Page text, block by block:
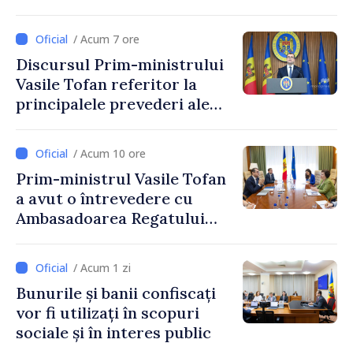
stimularea investițiilor și o
taxare mai echitabilă
/ Acum 7 ore
Discursul Prim-ministrului
Vasile Tofan referitor la
principalele prevederi ale
2027
/ Acum 10 ore
Prim-ministrul Vasile Tofan
a avut o întrevedere cu
Ambasadoarea Regatului
Irlandei de Nord, Fern
Horine / Acum 1 zi
Bunurile și banii confiscați
vor fi utilizați în scopuri
sociale și în interes public